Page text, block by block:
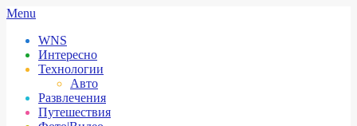
Skip
content
Secondary
Menu
Menu
WNS
Интересно
Технологии
Авто
Развлечения
Путешествия